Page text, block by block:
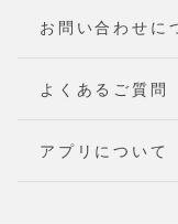
お問い合わせに
よくあるご質問
アプリについて